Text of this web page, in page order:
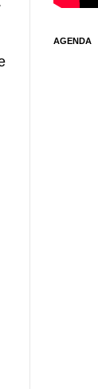
AGENDA